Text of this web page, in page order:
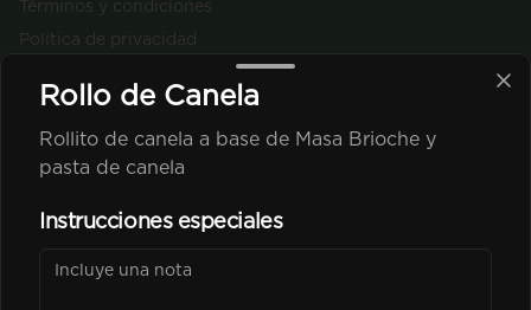
Términos y condiciones
Política de privacidad
Redes sociales
Instagram
Facebook
Rollo de Canela
Rollito de canela a base de Masa Brioche y
pasta de canela
Instrucciones especiales